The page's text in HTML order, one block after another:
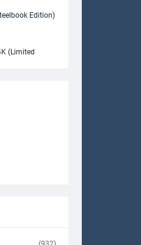
Edition)
...
(Limited ...
Staffel 4K ...